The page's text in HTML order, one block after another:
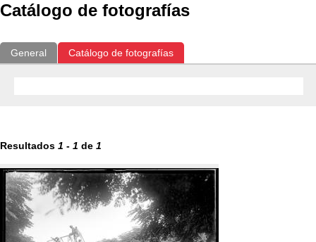
Catálogo de fotografías
General Catálogo de fotografías
Resultados 1 - 1 de 1